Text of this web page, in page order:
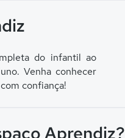
do infantil ao
Venha conhecer
confiança!
Aprendiz?